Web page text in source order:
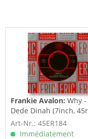
Frankie Avalon: Why -
Dede Dinah (7inch,
Art-Nr.: 45ER184
Immédiatement